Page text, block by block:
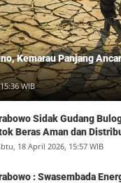
Kemarau Panjang
WIB
Sidak Gudang
Beras Aman dan
18 April 2026, 15:57 WIB
: Swasembada